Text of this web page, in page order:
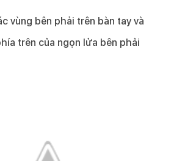
vùng bên phải trên bàn tay và
trên của ngọn lửa bên phải​